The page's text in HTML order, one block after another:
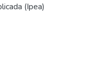
(Ipea)